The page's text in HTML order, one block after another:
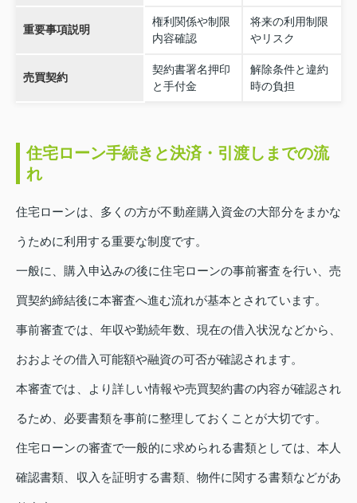
重要事項説明
権利関係や制限
内容確認
将来の利用制限
やリスク
売買契約
契約書署名押印
と手付金
解除条件と違約
時の負担
住宅ローン手続きと決済・引渡しまでの流
れ
住宅ローンは、多くの方が不動産購入資金の大部分をまかな
うために利用する重要な制度です。
一般に、購入申込みの後に住宅ローンの事前審査を行い、売
買契約締結後に本審査へ進む流れが基本とされています。
事前審査では、年収や勤続年数、現在の借入状況などから、
おおよその借入可能額や融資の可否が確認されます。
本審査では、より詳しい情報や売買契約書の内容が確認され
るため、必要書類を事前に整理しておくことが大切です。
住宅ローンの審査で一般的に求められる書類としては、本人
確認書類、収入を証明する書類、物件に関する書類などがあ